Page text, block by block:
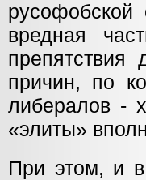
вредная
причин, по
либералов -
«элиты»
При этом, и